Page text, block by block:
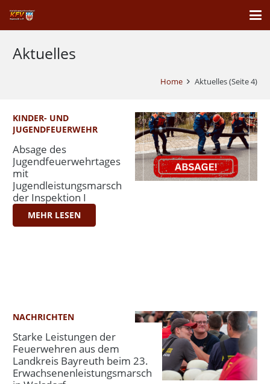
Aktuelles
Home Aktuelles(Seite 4)
KINDER- UND
JUGENDFEUERWEHR
Absage des
Jugendfeuerwehrtages
mit
Jugendleistungsmarsch
der Inspektion I
MEHR LESEN
NACHRICHTEN
Starke Leistungen der
Feuerwehren aus dem
Landkreis Bayreuth beim 23.
Erwachsenenleistungsmarsch